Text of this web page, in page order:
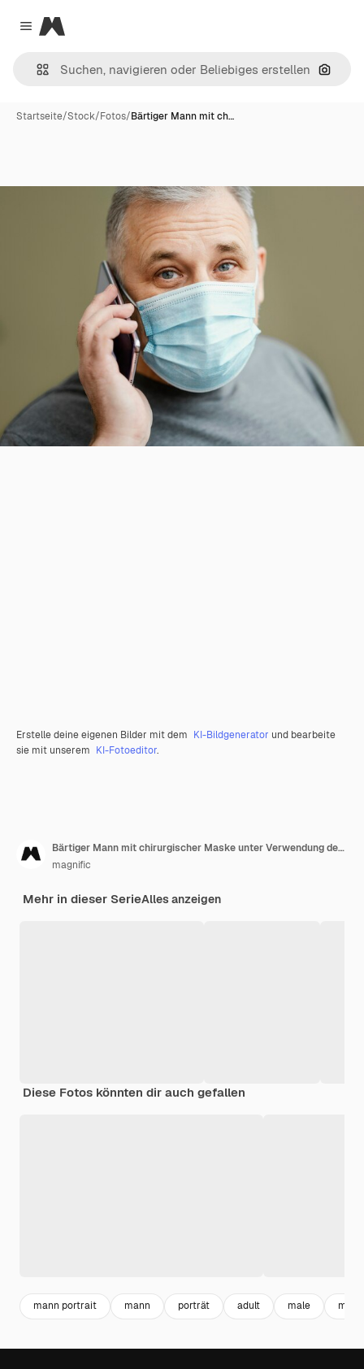
Close menu
Magnific
Nach
Startseite/Stock/Fotos/Bärtiger Mann mit ch…
Erstelle deine eigenen Bilder mit dem KI-Bildgenerator und bearbeite
sie mit unserem KI-Fotoeditor.
Bärtiger Mann mit chirurgischer Maske unter Verwendung des Telefons
magnific
Mehr in dieser SerieAlles anzeigen
Diese Fotos könnten dir auch gefallen
mann portrait mann porträt adult male mobil